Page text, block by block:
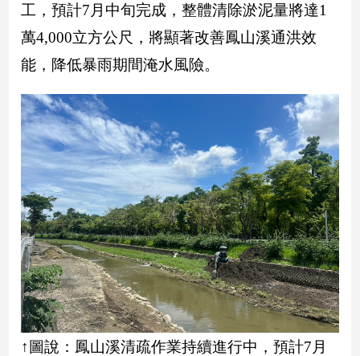
焦
品
觀
民
調
國
會
點
觀
點
兩
岸/
國
工，預計7月中旬完成，整體清除淤泥量將達1
萬4,000立方公尺，將顯著改善鳳山溪通洪效
能，降低暴雨期間淹水風險。
↑圖說：鳳山溪清疏作業持續進行中，預計7月